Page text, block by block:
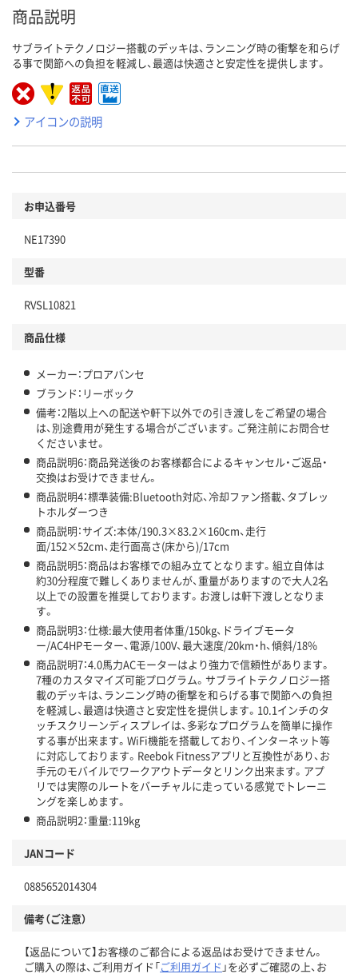
商品説明
サブライトテクノロジー搭載のデッキは、ランニング時の衝撃を和らげ
る事で関節への負担を軽減し、最適は快適さと安定性を提供します。
アイコンの説明
お申込番号
NE17390
型番
RVSL10821
商品仕様
メーカー：プロアバンセ
ブランド：リーボック
備考：2階以上への配送や軒下以外での引き渡しをご希望の場合
は、別途費用が発生する場合がございます。ご発注前にお問合せ
くださいませ。
商品説明6：商品発送後のお客様都合によるキャンセル・ご返品・
交換はお受けできません。
商品説明4：標準装備:Bluetooth対応、冷却ファン搭載、タブレッ
トホルダーつき
商品説明：サイズ:本体/190.3×83.2×160cm、走行
面/152×52cm、走行面高さ(床から)/17cm
商品説明5：商品はお客様での組み立てとなります。組立自体は
約30分程度で難しくありませんが、重量がありますので大人2名
以上での設置を推奨しております。お渡しは軒下渡しとなりま
す。
商品説明3：仕様:最大使用者体重/150kg、ドライブモータ
ー/AC4HPモーター、電源/100V、最大速度/20km・h、傾斜/18%
商品説明7：4.0馬力ACモーターはより強力で信頼性があります。
7種のカスタマイズ可能プログラム。サブライトテクノロジー搭
載のデッキは、ランニング時の衝撃を和らげる事で関節への負担
を軽減し、最適は快適さと安定性を提供します。10.1インチのタ
ッチスクリーンディスプレイは、多彩なプログラムを簡単に操作
する事が出来ます。WiFi機能を搭載しており、インターネット等
に対応しております。Reebok Fitnessアプリと互換性があり、お
手元のモバイルでワークアウトデータとリンク出来ます。アプ
リでは実際のルートをバーチャルに走っている感覚でトレーニ
ングを楽しめます。
商品説明2：重量:119kg
JANコード
0885652014304
備考（ご注意）
【返品について】お客様のご都合による返品はお受けできません。
ご購入の際は、ご利用ガイド「ご利用ガイド 」を必ずご確認の上、お